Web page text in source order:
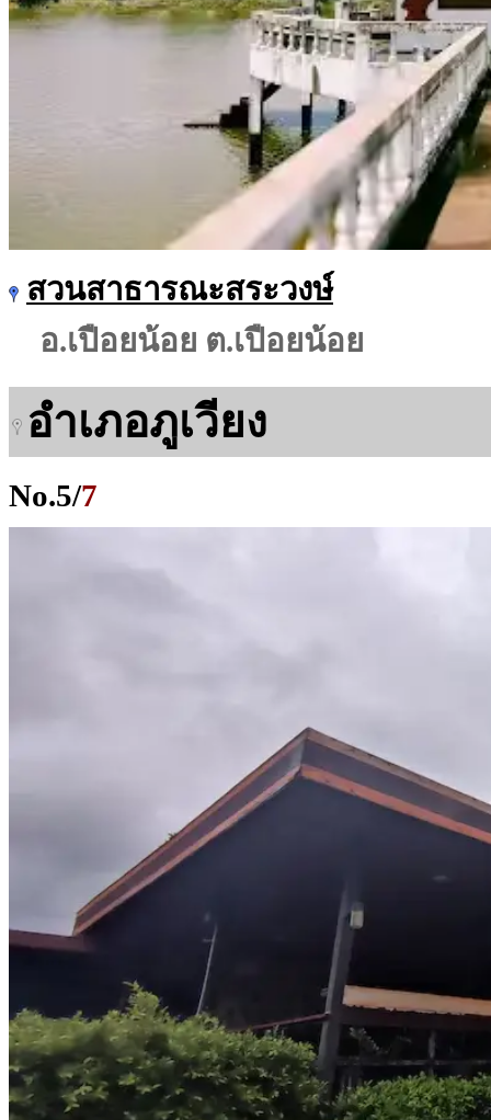
สวนสาธารณะสระวงษ์
อ.เปือยน้อย ต.เปือยน้อย
อำเภอภูเวียง
No.5/7